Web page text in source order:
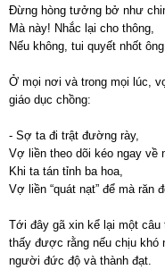
Đừng hòng tưởng bở như
Mà này! Nhắc lại cho thông,
Nếu không, tui quyết nhốt
Ở mọi nơi và trong mọi lúc,
giáo dục chồng:
- Sợ ta đi trật đường rày,
Vợ liền theo dõi kéo ngay về
Khi ta tán tỉnh ba hoa,
Vợ liền “quát nạt” để mà răn
Tới đây gã xin kể lại một câu
thấy được rằng nếu chịu
người đức độ và thành đạt.